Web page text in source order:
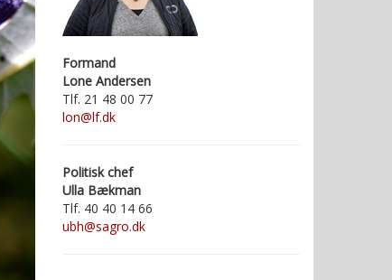
Formand
Lone Andersen
Tlf. 21 48 00 77
lon@lf.dk
Politisk chef
Ulla Bækman
Tlf. 40 40 14 66
ubh@sagro.dk